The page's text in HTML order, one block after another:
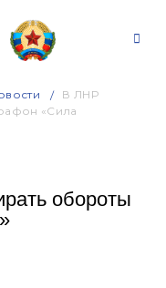
В ЛНР
«Сила
обороты